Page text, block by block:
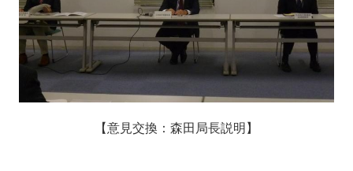
【意見交換：森田局長説明】